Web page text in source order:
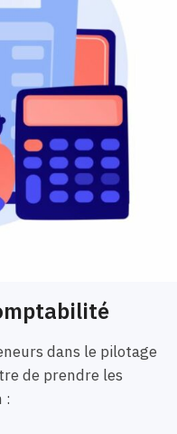
dans le pilotage
de prendre les
: